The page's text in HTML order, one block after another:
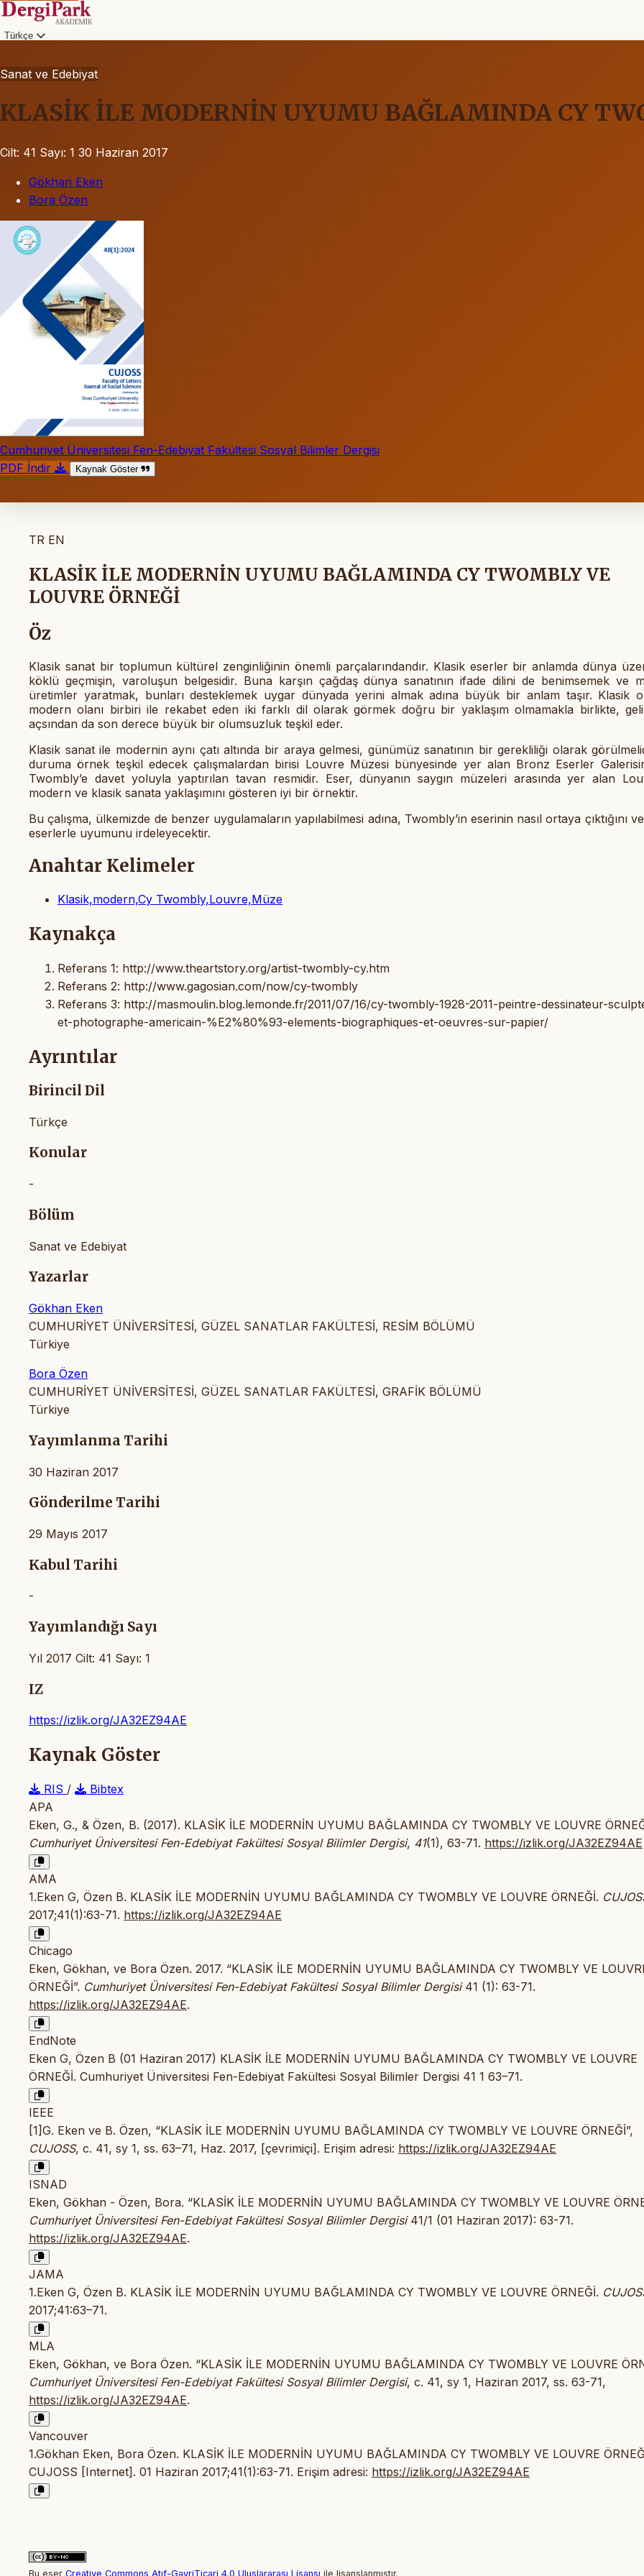
Türkçe
Sanat ve Edebiyat
KLASİK İLE MODERNİN UYUMU BAĞLAMINDA CY
Cilt: 41 Sayı: 1 30 Haziran 2017
Gökhan Eken
Bora Özen
Cumhuriyet Üniversitesi Fen-Edebiyat Fakültesi Sosyal Bilimler Dergisi
PDF İndir
Kaynak Göster
TR EN
KLASİK İLE MODERNİN UYUMU BAĞLAMINDA CY TWOMBLY VE
LOUVRE ÖRNEĞİ
Öz
Klasik sanat bir toplumun kültürel zenginliğinin önemli parçalarındandır. Klasik eserler bir anlamda dünya
köklü geçmişin, varoluşun belgesidir. Buna karşın çağdaş dünya sanatının ifade dilini de benimsemek ve
üretimler yaratmak, bunları desteklemek uygar dünyada yerini almak adına büyük bir anlam taşır. Klasik
modern olanı birbiri ile rekabet eden iki farklı dil olarak görmek doğru bir yaklaşım olmamakla birlikte,
açsından da son derece büyük bir olumsuzluk teşkil eder.
Klasik sanat ile modernin aynı çatı altında bir araya gelmesi, günümüz sanatının bir gerekliliği olarak
duruma örnek teşkil edecek çalışmalardan birisi Louvre Müzesi bünyesinde yer alan Bronz Eserler
Twombly’e davet yoluyla yaptırılan tavan resmidir. Eser, dünyanın saygın müzeleri arasında yer alan
modern ve klasik sanata yaklaşımını gösteren iyi bir örnektir.
Bu çalışma, ülkemizde de benzer uygulamaların yapılabilmesi adına, Twombly’in eserinin nasıl ortaya çıktığını
eserlerle uyumunu irdeleyecektir.
Anahtar Kelimeler
Klasik,modern,Cy Twombly,Louvre,Müze
Kaynakça
Referans 1: http://www.theartstory.org/artist-twombly-cy.htm
Referans 2: http://www.gagosian.com/now/cy-twombly
Referans 3: http://masmoulin.blog.lemonde.fr/2011/07/16/cy-twombly-1928-2011-peintre-dessinateur-
et-photographe-americain-%E2%80%93-elements-biographiques-et-oeuvres-sur-papier/
Ayrıntılar
Birincil Dil
Türkçe
Konular
-
Bölüm
Sanat ve Edebiyat
Yazarlar
Gökhan Eken
CUMHURİYET ÜNİVERSİTESİ, GÜZEL SANATLAR FAKÜLTESİ, RESİM BÖLÜMÜ
Türkiye
Bora Özen
CUMHURİYET ÜNİVERSİTESİ, GÜZEL SANATLAR FAKÜLTESİ, GRAFİK BÖLÜMÜ
Türkiye
Yayımlanma Tarihi
30 Haziran 2017
Gönderilme Tarihi
29 Mayıs 2017
Kabul Tarihi
-
Yayımlandığı Sayı
Yıl 2017 Cilt: 41 Sayı: 1
IZ
https://izlik.org/JA32EZ94AE
Kaynak Göster
RIS /
Bibtex
APA
Eken, G., & Özen, B. (2017). KLASİK İLE MODERNİN UYUMU BAĞLAMINDA CY TWOMBLY VE LOUVRE
Cumhuriyet Üniversitesi Fen-Edebiyat Fakültesi Sosyal Bilimler Dergisi, 41(1), 63-71. https://izlik.org/JA32EZ94AE
AMA
1.Eken G, Özen B. KLASİK İLE MODERNİN UYUMU BAĞLAMINDA CY TWOMBLY VE LOUVRE ÖRNEĞİ.
2017;41(1):63-71. https://izlik.org/JA32EZ94AE
Chicago
Eken, Gökhan, ve Bora Özen. 2017. “KLASİK İLE MODERNİN UYUMU BAĞLAMINDA CY TWOMBLY VE
ÖRNEĞİ”. Cumhuriyet Üniversitesi Fen-Edebiyat Fakültesi Sosyal Bilimler Dergisi41 (1): 63-71.
https://izlik.org/JA32EZ94AE.
EndNote
Eken G, Özen B (01 Haziran 2017) KLASİK İLE MODERNİN UYUMU BAĞLAMINDA CY TWOMBLY VE LOUVRE
ÖRNEĞİ. Cumhuriyet Üniversitesi Fen-Edebiyat Fakültesi Sosyal Bilimler Dergisi 41 1 63–71.
IEEE
[1]G. Eken ve B. Özen, “KLASİK İLE MODERNİN UYUMU BAĞLAMINDA CY TWOMBLY VE LOUVRE ÖRNEĞİ”,
CUJOSS, c. 41, sy 1, ss. 63–71, Haz. 2017, [çevrimiçi]. Erişim adresi: https://izlik.org/JA32EZ94AE
ISNAD
Eken, Gökhan - Özen, Bora. “KLASİK İLE MODERNİN UYUMU BAĞLAMINDA CY TWOMBLY VE LOUVRE
Cumhuriyet Üniversitesi Fen-Edebiyat Fakültesi Sosyal Bilimler Dergisi41/1 (01 Haziran 2017): 63-71.
https://izlik.org/JA32EZ94AE.
JAMA
1.Eken G, Özen B. KLASİK İLE MODERNİN UYUMU BAĞLAMINDA CY TWOMBLY VE LOUVRE ÖRNEĞİ.
2017;41:63–71.
MLA
Eken, Gökhan, ve Bora Özen. “KLASİK İLE MODERNİN UYUMU BAĞLAMINDA CY TWOMBLY VE LOUVRE
Cumhuriyet Üniversitesi Fen-Edebiyat Fakültesi Sosyal Bilimler Dergisi, c. 41, sy 1, Haziran 2017, ss. 63-71,
https://izlik.org/JA32EZ94AE.
Vancouver
1.Gökhan Eken, Bora Özen. KLASİK İLE MODERNİN UYUMU BAĞLAMINDA CY TWOMBLY VE LOUVRE
CUJOSS [Internet]. 01 Haziran 2017;41(1):63-71. Erişim adresi: https://izlik.org/JA32EZ94AE
Bu eser Creative Commons Atıf-GayriTicari 4.0 Uluslararası Lisansı ile lisanslanmıştır.